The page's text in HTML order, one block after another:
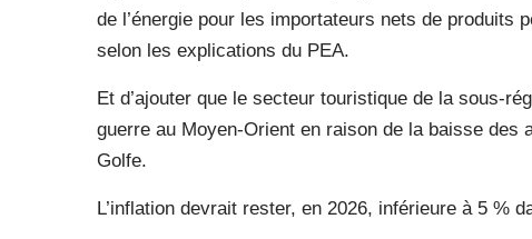
de l’énergie pour les importateurs nets de produits
selon les explications du PEA.
Et d’ajouter que le secteur touristique de la sous-
guerre au Moyen-Orient en raison de la baisse
Golfe.
L’inflation devrait rester, en 2026, inférieure à 5 %